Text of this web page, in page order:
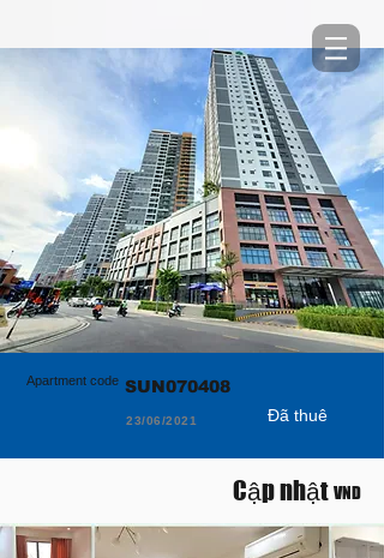
Apartment code SUN070408
23/06/2021 Đã thuê
VND
Cập nhật